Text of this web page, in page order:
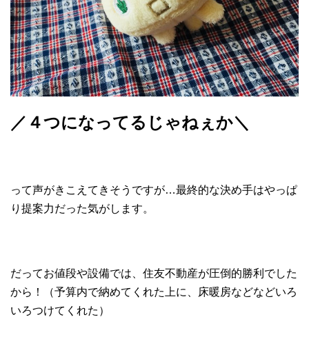
／４つになってるじゃねぇか＼
って声がきこえてきそうですが…最終的な決め手はやっぱ
り提案力だった気がします。
だってお値段や設備では、住友不動産が圧倒的勝利でした
から！（予算内で納めてくれた上に、床暖房などなどいろ
いろつけてくれた）